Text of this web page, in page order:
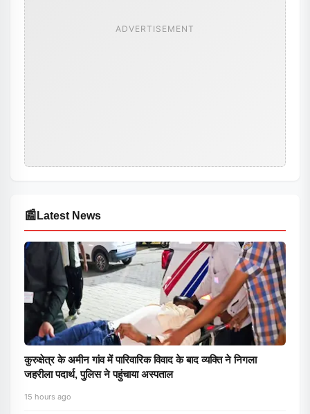
ADVERTISEMENT
📰 Latest News
कुरुक्षेत्र के अमीन गांव में पारिवारिक विवाद के बाद व्यक्ति ने निगला
जहरीला पदार्थ, पुलिस ने पहुंचाया अस्पताल
15 hours ago